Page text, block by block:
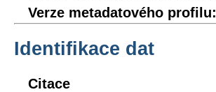
Verze metadatového profilu:
Identifikace dat
Citace